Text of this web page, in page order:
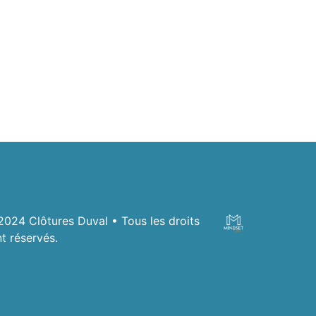
Clôtures Duval • Tous les droits
réservés.